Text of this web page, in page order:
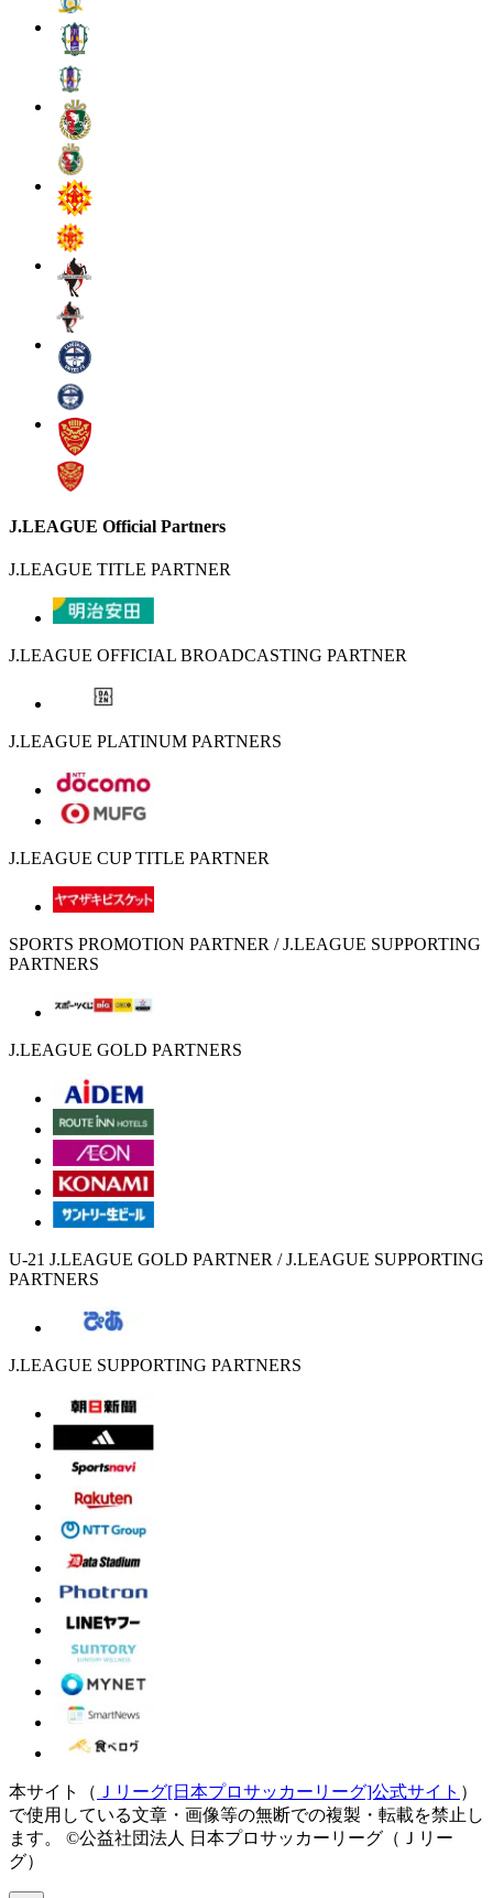
J.LEAGUE Official Partners
J.LEAGUE TITLE PARTNER
J.LEAGUE OFFICIAL BROADCASTING PARTNER
J.LEAGUE PLATINUM PARTNERS
J.LEAGUE CUP TITLE PARTNER
SPORTS PROMOTION PARTNER / J.LEAGUE SUPPORTING
PARTNERS
J.LEAGUE GOLD PARTNERS
U-21 J.LEAGUE GOLD PARTNER / J.LEAGUE SUPPORTING
PARTNERS
J.LEAGUE SUPPORTING PARTNERS
本サイト（ Ｊリーグ[日本プロサッカーリーグ]公式サイト ）
で使用している文章・画像等の無断での複製・転載を禁止し
ます。
©公益社団法人 日本プロサッカーリーグ（Ｊリー
グ）